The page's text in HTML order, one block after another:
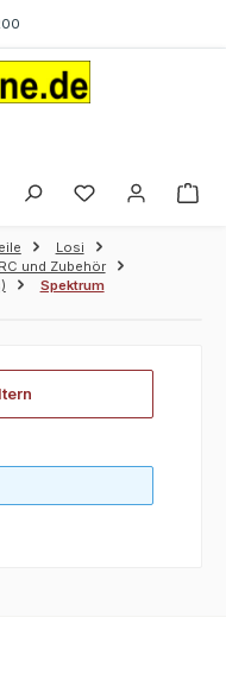
Losi
RC und Zubehör
Spektrum